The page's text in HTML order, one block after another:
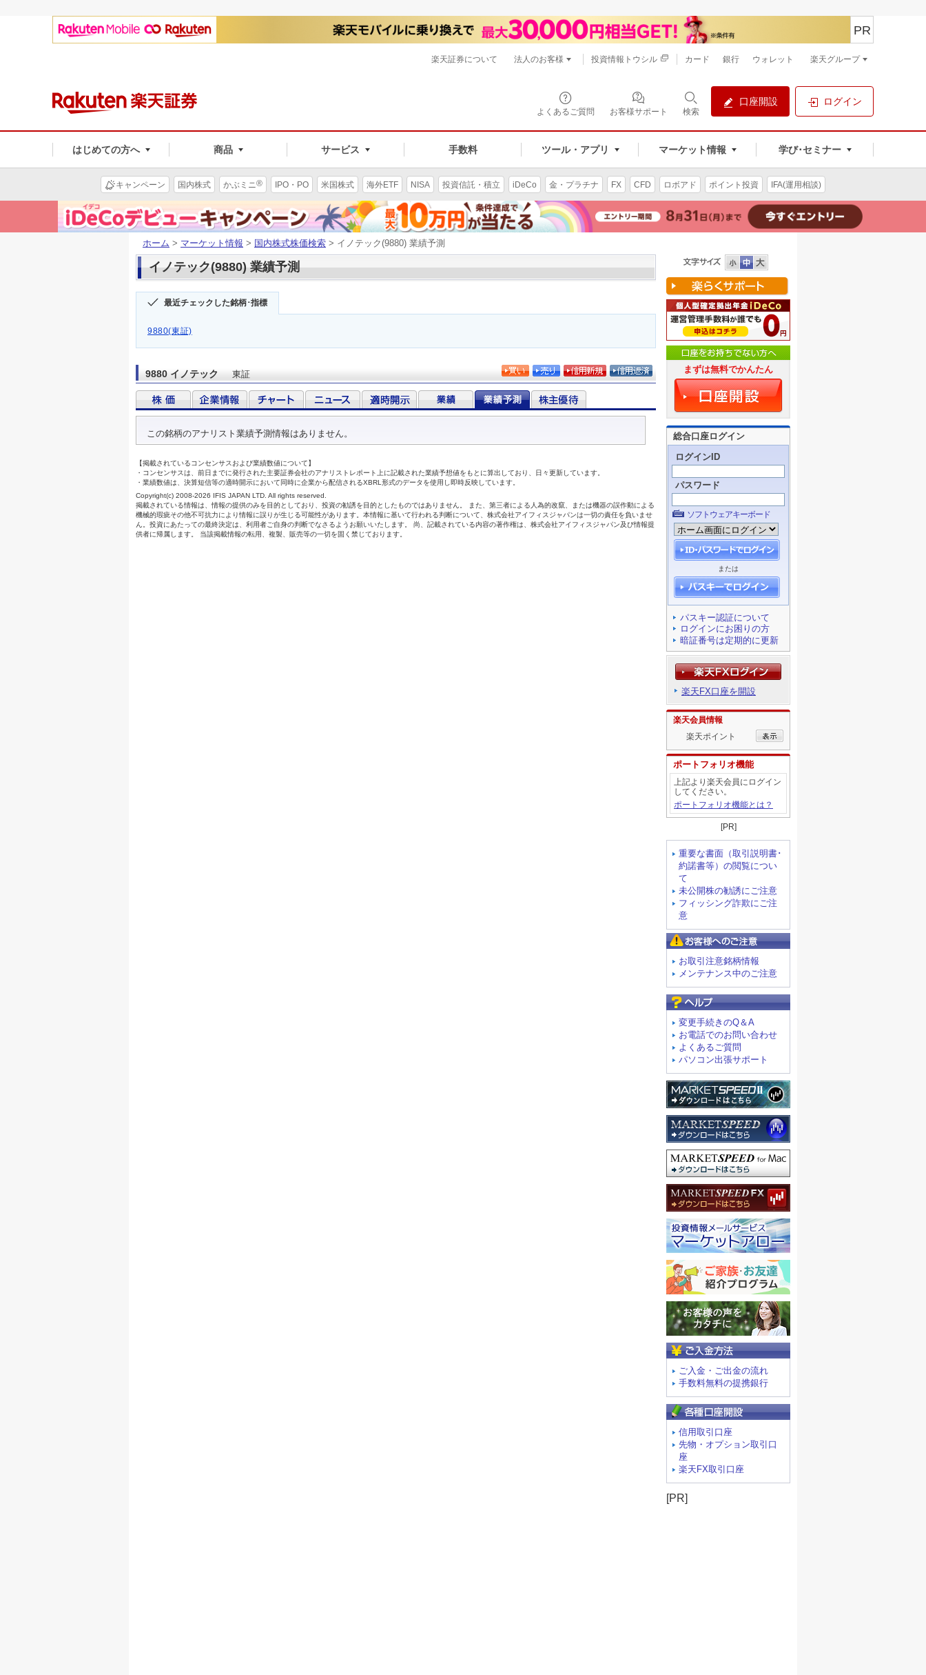
よくあるご質問 お客様サポート 検索
口座開設 ログイン
はじめての方へ 商品 サービス 手数料 ツール・アプリ マーケット情報 学び･セミナー
PR
楽天証券について 法人のお客様 投資情報トウシル カード 銀行 ウォレット 楽天グループ
キャンペーン 国内株式 かぶミニ® IPO・PO 米国株式 海外ETF NISA 投資信託・積立 iDeCo 金・プラチナ FX CFD ロボアド ポイント投資 IFA(運用相談)
ホーム > マーケット情報 > 国内株式株価検索 > イノテック(9880) 業績予測
イノテック(9880) 業績予測
最近チェックした銘柄･指標
9880(東証)
9880 イノテック 東証 まずは無料でかんたん
総合口座ログイン
ログインID
パスワード
ソフトウェアキーボード
または
パスキー認証について
ログインにお困りの方
暗証番号は定期的に更新
楽天FX口座を開設
楽天会員情報
楽天ポイント
ポートフォリオ機能
上記より楽天会員にログイン
してください。
ポートフォリオ機能とは？
[PR]
重要な書面（取引説明書･
約諾書等）の閲覧につい
て
未公開株の勧誘にご注意
フィッシング詐欺にご注
意
お取引注意銘柄情報
メンテナンス中のご注意
変更手続きのQ＆A
お電話でのお問い合わせ
よくあるご質問
パソコン出張サポート
ご入金・ご出金の流れ
手数料無料の提携銀行
信用取引口座
先物・オプション取引口
座
楽天FX取引口座
[PR]